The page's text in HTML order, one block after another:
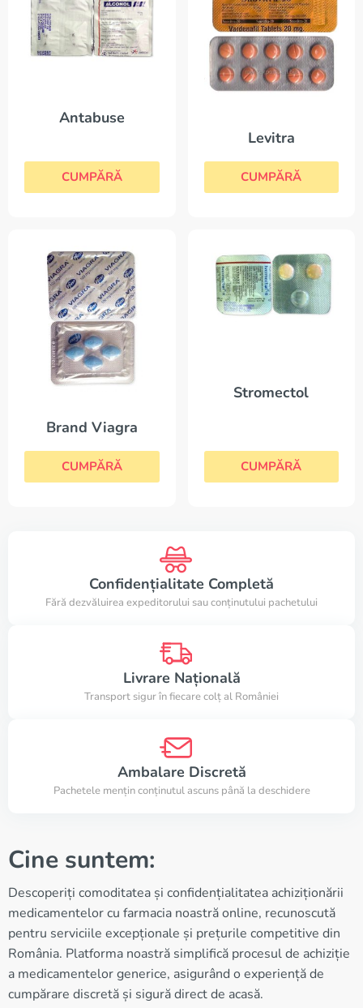
Confidențialitate Completă
Fără dezvăluirea expeditorului sau conținutului pachetului
Livrare Națională
Transport sigur în fiecare colț al României
Ambalare Discretă
Pachetele mențin conținutul ascuns până la deschidere
Cine suntem:
Descoperiți comoditatea și confidențialitatea achiziționării
medicamentelor cu farmacia noastră online, recunoscută
pentru serviciile excepționale și prețurile competitive din
România. Platforma noastră simplifică procesul de achiziție
a medicamentelor generice, asigurând o experiență de
cumpărare discretă și sigură direct de acasă.
Antabuse
CUMPĂRĂ
Levitra
CUMPĂRĂ
Brand Viagra
CUMPĂRĂ
Stromectol
CUMPĂRĂ